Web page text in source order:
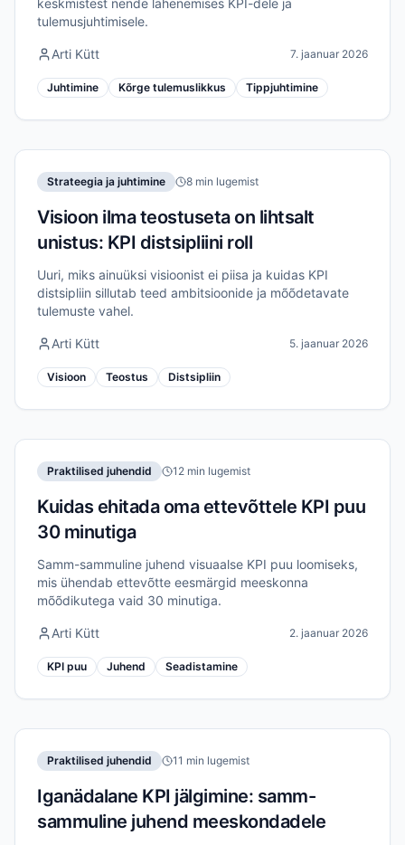
keskmistest nende lähenemises KPI-dele ja
tulemusjuhtimisele.
Arti Kütt 7. jaanuar 2026
Juhtimine Kõrge tulemuslikkus Tippjuhtimine
Strateegia ja juhtimine 8 min lugemist
Visioon ilma teostuseta on lihtsalt
unistus: KPI distsipliini roll
Uuri, miks ainuüksi visioonist ei piisa ja kuidas KPI
distsipliin sillutab teed ambitsioonide ja mõõdetavate
tulemuste vahel.
Arti Kütt 5. jaanuar 2026
Visioon Teostus Distsipliin
Praktilised juhendid 12 min lugemist
Kuidas ehitada oma ettevõttele KPI puu
30 minutiga
Samm-sammuline juhend visuaalse KPI puu loomiseks,
mis ühendab ettevõtte eesmärgid meeskonna
mõõdikutega vaid 30 minutiga.
Arti Kütt 2. jaanuar 2026
KPI puu Juhend Seadistamine
Praktilised juhendid 11 min lugemist
Iganädalane KPI jälgimine: samm-
sammuline juhend meeskondadele